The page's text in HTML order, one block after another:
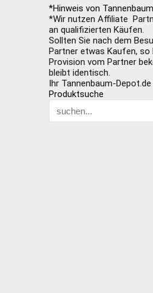
*Hinweis von
*Wir nutzen Affiliate
an qualifizierten Käufen.
Sollten Sie nach dem
Partner etwas Kaufen, so
Provision vom Partner
bleibt identisch.
Ihr Tannenbaum-
Produktsuche